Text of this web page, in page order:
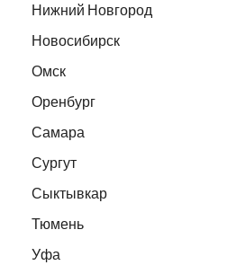
Нижний Новгород
Новосибирск
Омск
Оренбург
Самара
Сургут
Сыктывкар
Тюмень
Уфа